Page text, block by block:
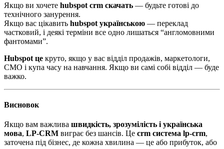
Якщо ви хочете hubspot crm скачать — будьте готові до
технічного занурення.
Якщо вас цікавить hubspot українською — переклад
частковий, і деякі терміни все одно лишаться “англомовними
фантомами”.
Hubspot це круто, якщо у вас відділ продажів, маркетологи,
CMO і купа часу на навчання. Якщо ви самі собі відділ — буде
важко.
Висновок
Якщо вам важлива швидкість, зрозумілість і українська
мова, LP-CRM виграє без шансів. Це crm система lp-crm,
заточена під бізнес, де кожна хвилина — це або прибуток, або